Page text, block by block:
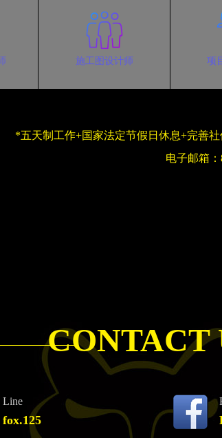
施工图设计师 项
*五天制工作+国家法定节假日休息+完善
电子邮箱：
CONTACT
Line
fox.125